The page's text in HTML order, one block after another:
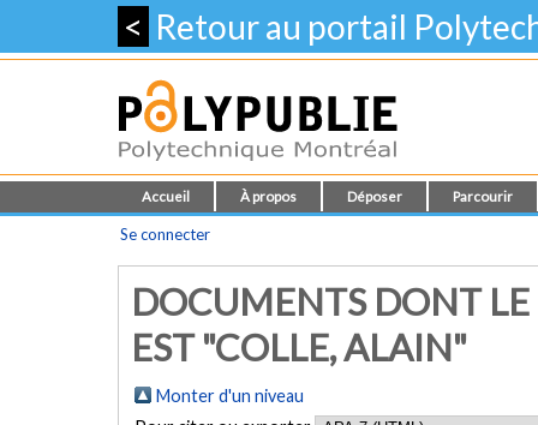
< Retour au portail
Accueil À propos Déposer Parcourir
Se connecter
DOCUMENTS DONT
EST "COLLE, ALAIN"
Monter d'un niveau